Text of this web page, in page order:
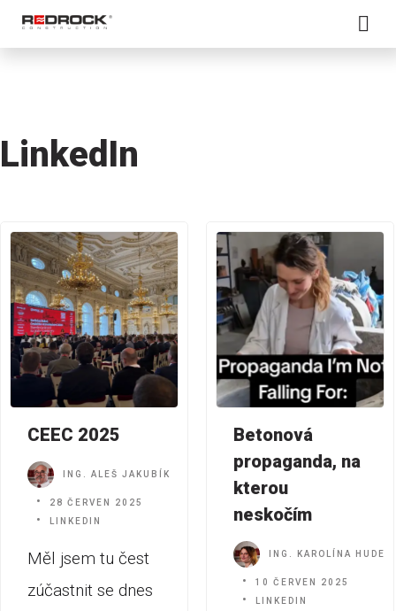
LinkedIn
CEEC 2025
ING. ALEŠ JAKUBÍK
28 ČERVEN 2025
LINKEDIN
Měl jsem tu čest
zúčastnit se dnes
Betonová
propaganda, na
kterou
neskočím
ING. KAROLÍNA
10 ČERVEN 2025
LINKEDIN